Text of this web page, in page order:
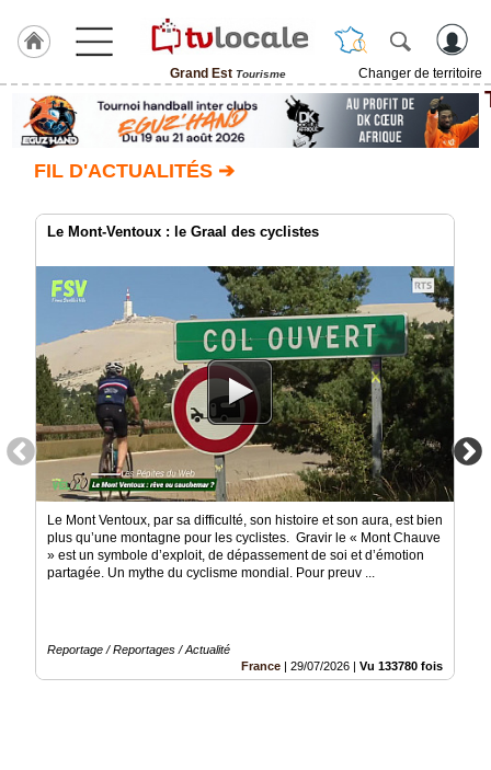
Grand Est Tourisme
Changer de territoire
J'adhère
Hulcoq
ACCUEIL
TvLocale
RUBRIQUES
Agenda
Gazette
Vidéos
Médias
groupe
Inscription
FIL D'ACTUALITÉS ➔
Le Mont-Ventoux : le Graal des cyclistes
Le Mont Ventoux, par sa difficulté, son histoire et son aura, est bien
plus qu’une montagne pour les cyclistes. Gravir le « Mont Chauve
» est un symbole d’exploit, de dépassement de soi et d’émotion
partagée. Un mythe du cyclisme mondial. Pour preuv ...
Reportage / Reportages / Actualité
France
29/07/2026 Vu 133780 fois